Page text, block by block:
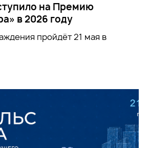
на Премию
в 2026 году
пройдёт 21 мая в